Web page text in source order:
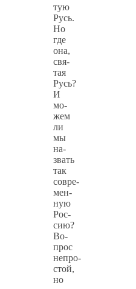
тую
Русь.
Но
где
она,
свя­
тая
Русь?
И
мо­
жем
ли
мы
на­
звать
так
совре­
мен­
ную
Рос­
сию?
Во­
прос
непро­
стой,
но